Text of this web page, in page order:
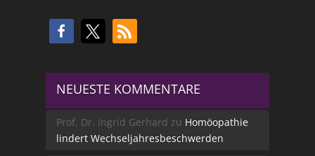
NEUESTE KOMMENTARE
Prof. Dr. Ingrid Gerhard zu Homöopathie
lindert Wechseljahresbeschwerden